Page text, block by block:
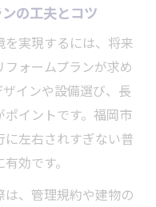
の工夫とコツ
実現するには、将来
ォームプランが求め
インや設備選び、長
イントです。福岡市
左右されすぎない普
効です。
、管理規約や建物の